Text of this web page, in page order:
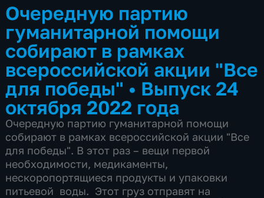
Очередную партию
гуманитарной помощи
собирают в рамках
всероссийской акции "Все
для победы" • Выпуск 24
октября 2022 года
Очередную партию гуманитарной помощи
собирают в рамках всероссийской акции "Все
для победы". В этот раз – вещи первой
необходимости, медикаменты,
нескоропортящиеся продукты и упаковки
питьевой воды. Этот груз отправят на